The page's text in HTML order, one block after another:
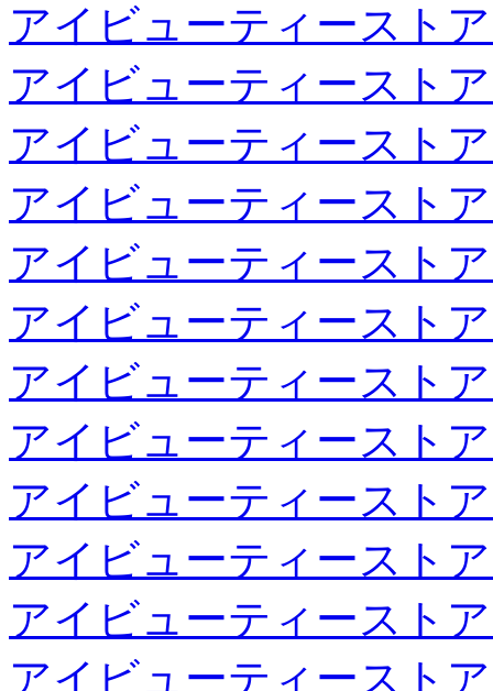
アイビューティースト
アイビューティースト
アイビューティースト
アイビューティースト
アイビューティースト
アイビューティースト
アイビューティースト
アイビューティースト
アイビューティースト
アイビューティースト
アイビューティースト
アイビューティースト